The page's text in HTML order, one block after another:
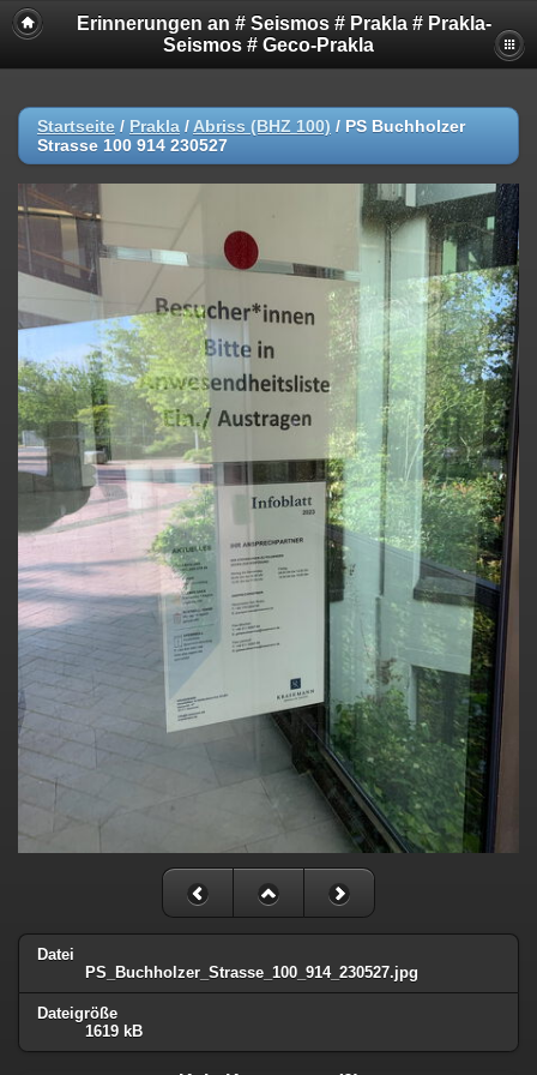
Erinnerungen an # Seismos # Prakla # Prakla-
Seismos # Geco-Prakla
Startseite / Prakla / Abriss (BHZ 100) / PS Buchholzer
Strasse 100 914 230527
Datei
PS_Buchholzer_Strasse_100_914_230527.jpg
Dateigröße
1619 kB